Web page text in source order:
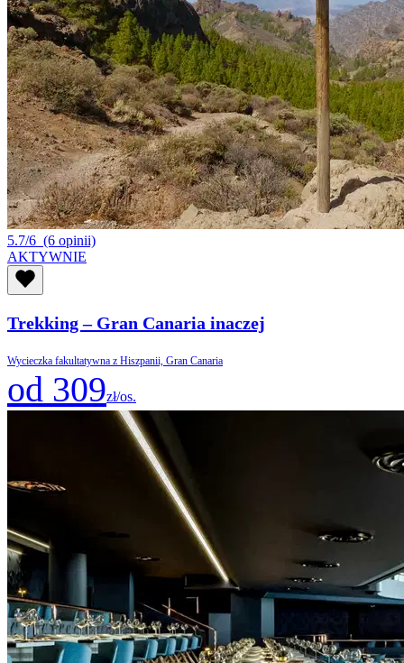
5.7/6 (6 opinii)
AKTYWNIE
Trekking – Gran Canaria inaczej
Wycieczka fakultatywna z Hiszpanii, Gran Canaria
od 309zł/os.